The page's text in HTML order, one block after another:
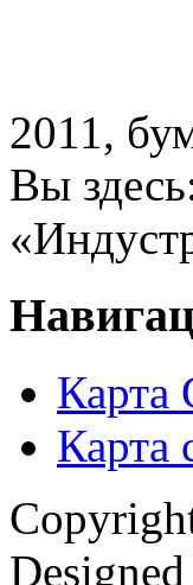
2011,
Вы
Карта
Карта